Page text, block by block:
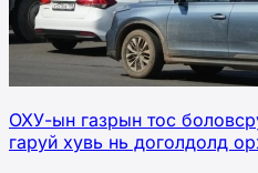
ОХУ-ын газрын тос
гаруй хувь нь доголдолд